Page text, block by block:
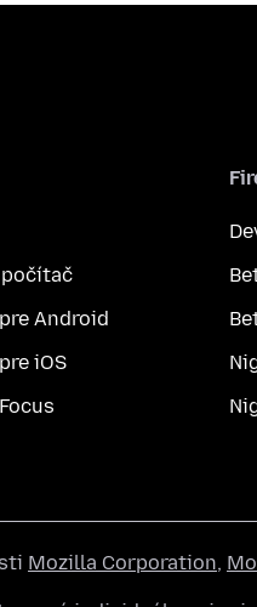
Android
iOS
Mozilla Corporation,